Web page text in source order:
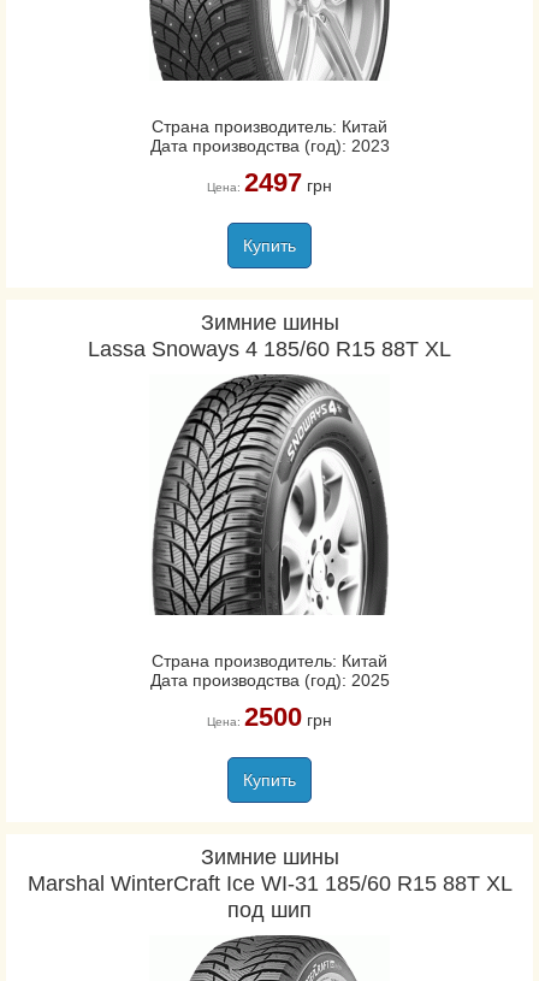
Страна производитель: Китай
Дата производства (год): 2023
Цена: 2497грн
Купить
Зимние шины
Lassa Snoways 4 185/60 R15 88T XL
Страна производитель: Китай
Дата производства (год): 2025
Цена: 2500грн
Купить
Зимние шины
Marshal WinterCraft Ice WI-31 185/60 R15 88T XL
под шип